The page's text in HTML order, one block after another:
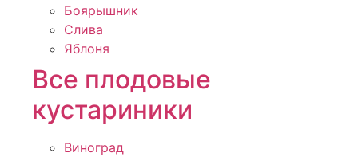
Боярышник
Слива
Яблоня
Все плодовые
кустариники
Виноград